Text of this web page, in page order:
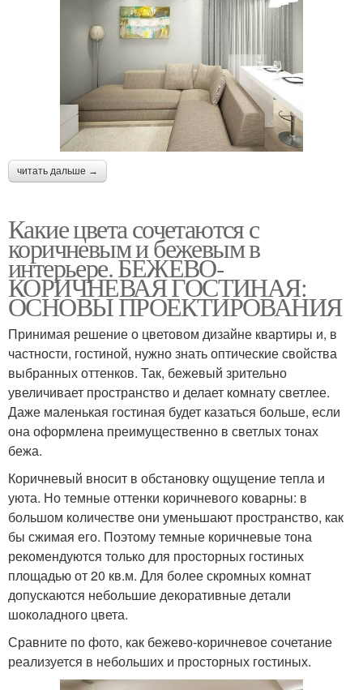
читать дальше →
Какие цвета сочетаются с
коричневым и бежевым в
интерьере. БЕЖЕВО-
КОРИЧНЕВАЯ ГОСТИНАЯ:
ОСНОВЫ ПРОЕКТИРОВАНИЯ
Принимая решение о цветовом дизайне квартиры и, в
частности, гостиной, нужно знать оптические свойства
выбранных оттенков. Так, бежевый зрительно
увеличивает пространство и делает комнату светлее.
Даже маленькая гостиная будет казаться больше, если
она оформлена преимущественно в светлых тонах
бежа.
Коричневый вносит в обстановку ощущение тепла и
уюта. Но темные оттенки коричневого коварны: в
большом количестве они уменьшают пространство, как
бы сжимая его. Поэтому темные коричневые тона
рекомендуются только для просторных гостиных
площадью от 20 кв.м. Для более скромных комнат
допускаются небольшие декоративные детали
шоколадного цвета.
Сравните по фото, как бежево-коричневое сочетание
реализуется в небольших и просторных гостиных.